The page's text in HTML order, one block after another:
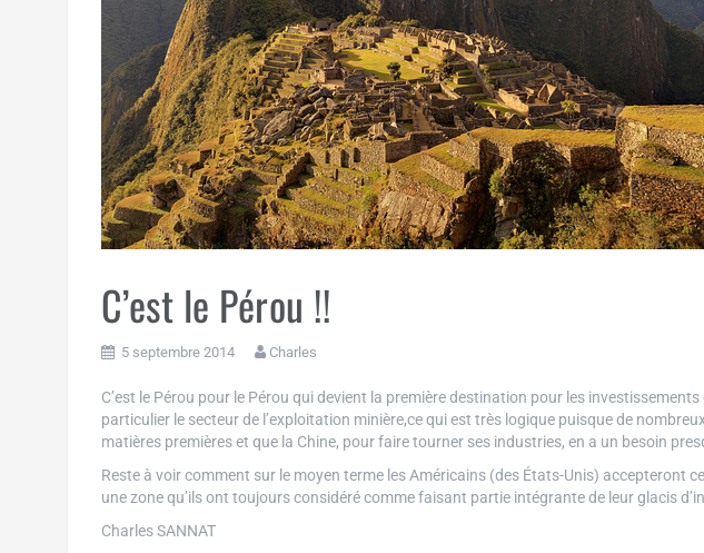
C’est le Pérou !!
5 septembre 2014 Charles
C’est le Pérou pour le Pérou qui devient la première destination pour les
particulier le secteur de l’exploitation minière,ce qui est très logique puisque de
matières premières et que la Chine, pour faire tourner ses industries, en a un besoin
Reste à voir comment sur le moyen terme les Américains (des États-Unis) accepteront
une zone qu’ils ont toujours considéré comme faisant partie intégrante de leur glacis
Charles SANNAT